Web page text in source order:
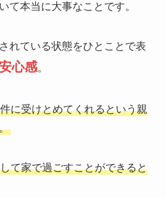
て本当に大事なことです。
れている状態をひとことで表
心感。
に受けとめてくれるという親
て家で過ごすことができると